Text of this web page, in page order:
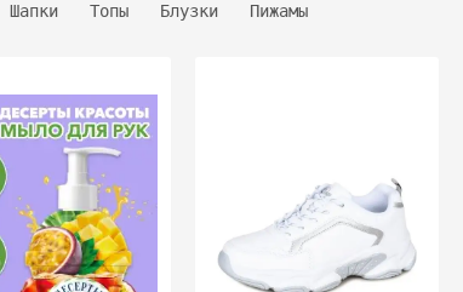
Шапки Топы Блузки Пижамы